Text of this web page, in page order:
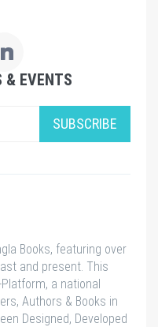
& EVENTS
SUBSCRIBE
Books, featuring over
and present. This
a national
Authors & Books in
Designed, Developed